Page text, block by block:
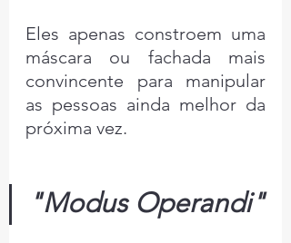
Eles apenas constroem uma
máscara ou fachada mais
convincente para manipular
as pessoas ainda melhor da
próxima vez.
"Modus Operandi"